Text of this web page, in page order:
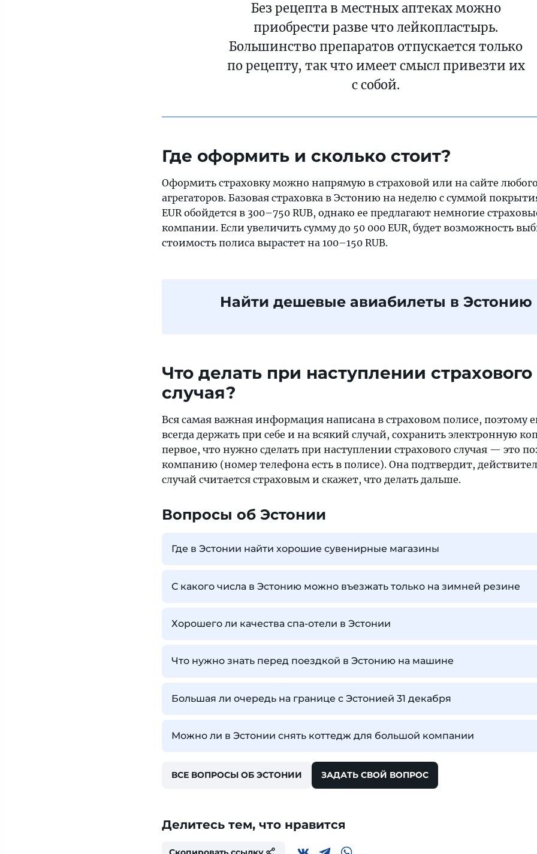
Без рецепта в местных аптеках можно
приобрести разве что лейкопластырь.
Большинство препаратов отпускается только
по рецепту, так что имеет смысл привезти их
с собой.
Где оформить и сколько стоит?
Оформить страховку можно напрямую в страховой или на сайте
агрегаторов. Базовая страховка в Эстонию на неделю с суммой
EUR обойдется в 300–750 RUB, однако ее предлагают немногие
компании. Если увеличить сумму до 50 000 EUR, будет возможность
стоимость полиса вырастет на 100–150 RUB.
Найти дешевые авиабилеты в Эстонию
Что делать при наступлении страхового
случая?
Вся самая важная информация написана в страховом полисе, поэтому
всегда держать при себе и на всякий случай, сохранить электронную
первое, что нужно сделать при наступлении страхового случая — это
компанию (номер телефона есть в полисе). Она подтвердит,
случай считается страховым и скажет, что делать дальше.
Вопросы об Эстонии
Где в Эстонии найти хорошие сувенирные магазины
С какого числа в Эстонию можно въезжать только на зимней резине
Хорошего ли качества спа-отели в Эстонии
Что нужно знать перед поездкой в Эстонию на машине
Большая ли очередь на границе с Эстонией 31 декабря
Можно ли в Эстонии снять коттедж для большой компании
ВСЕ ВОПРОСЫ ОБ ЭСТОНИИ ЗАДАТЬ СВОЙ ВОПРОС
Делитесь тем, что нравится